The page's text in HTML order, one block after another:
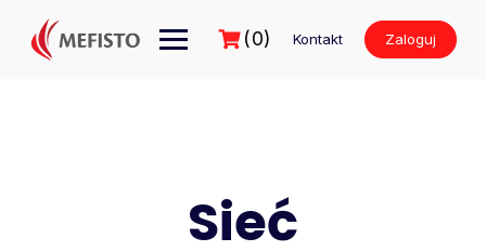
treści
(0) Kontakt Zaloguj
Sieć